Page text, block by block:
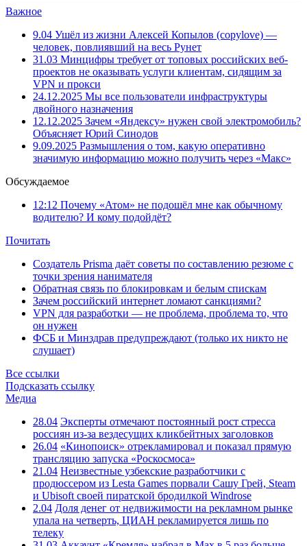
Важное
9.04 Ушёл из жизни Алексей Копылов (copylove) —
человек, повлиявший на весь Рунет
31.03 Минцифры требует от топовых российских веб-
проектов не оказывать услуги клиентам, сидящим за
VPN и прокси
24.12.2025 Мы все пользователи инфраструктуры
двойного назначения
12.12.2025 Зачем «Яндексу» нужен свой электромобиль?
Объясняет Юрий Синодов
9.09.2025 Размышления о том, какую оперативно
значимую информацию можно получить через «Макс»
Обсуждаемое
12:12 Почему «Атом» не подошёл мне как обычному
водителю? И кому подойдёт?
Почитать
Создатель Prisma даёт советы по составлению резюме с
точки зрения нанимателя
Обратная связь по блокировкам и белым спискам
Зачем российский интернет ломают санкциями?
VPN для разработки — не проблема, проблема то, что
он нужен
ФСБ и Минздрав предупреждают (только их никто не
слушает)
Все ссылки
Подсказать ссылку
Медиа
28.04 Эксперты отмечают постоянный рост стресса
россиян из-за вездесущих кликбейтных заголовков
26.04 «Кинопоиск» отрекламировал и показал прямую
трансляцию запуска «Роскосмоса»
21.04 Неизвестные узбекские разработчики с
продюссером из Lesta Games порвали Сашу Грей, Steam
и Ubisoft своей пиратской бродилкой Windrose
2.04 Доля денег от недвижимости на рекламном рынке
упала на четверть, ЦИАН рекламируется лишь по
телеку